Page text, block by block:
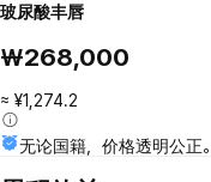
玻尿酸丰唇
₩268,000
≈ ¥1,274.2
无论国籍，价格透明公正。